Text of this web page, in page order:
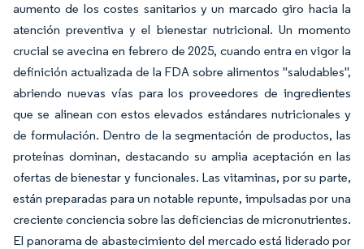
aumento de los costes sanitarios y un marcado giro hacia la
atención preventiva y el bienestar nutricional. Un momento
crucial se avecina en febrero de 2025, cuando entra en vigor la
definición actualizada de la FDA sobre alimentos "saludables",
abriendo nuevas vías para los proveedores de ingredientes
que se alinean con estos elevados estándares nutricionales y
de formulación. Dentro de la segmentación de productos, las
proteínas dominan, destacando su amplia aceptación en las
ofertas de bienestar y funcionales. Las vitaminas, por su parte,
están preparadas para un notable repunte, impulsadas por una
creciente conciencia sobre las deficiencias de micronutrientes.
El panorama de abastecimiento del mercado está liderado por